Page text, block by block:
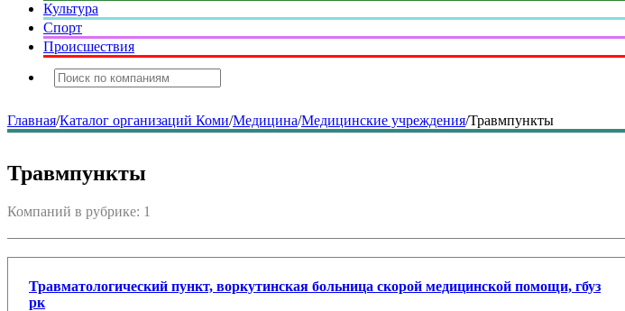
Культура
Спорт
Происшествия
Главная/Каталог организаций Коми/Медицина/Медицинские учреждения/Травмпункты
Травмпункты
Компаний в рубрике: 1
Травматологический пункт, воркутинская больница скорой медицинской помощи, гбуз
рк